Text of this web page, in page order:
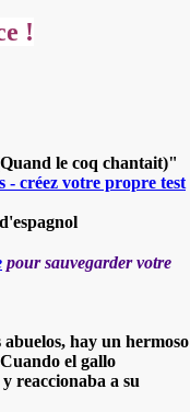
!
le coq chantait)"
- créez votre propre test
pour sauvegarder votre
abuelos, hay un hermoso
el gallo
reaccionaba a su